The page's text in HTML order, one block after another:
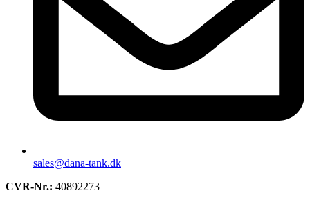
sales@dana-tank.dk
CVR-Nr.: 40892273